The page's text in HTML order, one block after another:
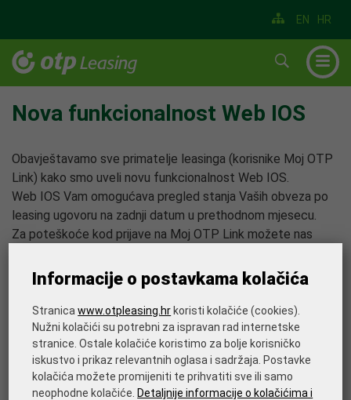
HR
EN
▼
▼
Nova funkcionalnost Web IOS
Obavještavamo sve primatelje leasinga (korisnike Moj OTP
Link) kako smo uveli novu funkcionalnost Web IOS.
Web IOS Vam omogućava pregled stanja Vaših obveza po
leasing ugovoru na zadnji datum u prethodnom mjesecu.
Za poteškoće kod prijave na Moj OTP Link možete nas
Ispišite stranicu
Informacije o postavkama kolačića
Stranicawww.otpleasing.hrkoristi kolačiće (cookies).
Nužni kolačići su potrebni za ispravan rad internetske
stranice. Ostale kolačiće koristimo za bolje korisničko
iskustvo i prikaz relevantnih oglasa i sadržaja. Postavke
kolačića možete promijeniti te prihvatiti sve ili samo
neophodne kolačiće.Detaljnije informacije o kolačićima i